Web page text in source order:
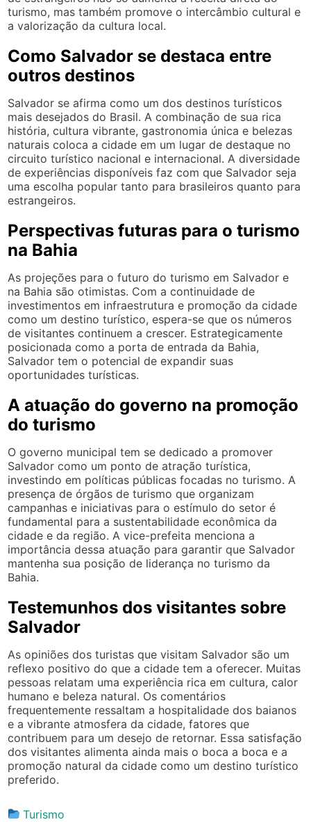
turismo, mas também promove o intercâmbio cultural e
a valorização da cultura local.
Como Salvador se destaca entre
outros destinos
Salvador se afirma como um dos destinos turísticos
mais desejados do Brasil. A combinação de sua rica
história, cultura vibrante, gastronomia única e belezas
naturais coloca a cidade em um lugar de destaque no
circuito turístico nacional e internacional. A diversidade
de experiências disponíveis faz com que Salvador seja
uma escolha popular tanto para brasileiros quanto para
estrangeiros.
Perspectivas futuras para o turismo
na Bahia
As projeções para o futuro do turismo em Salvador e
na Bahia são otimistas. Com a continuidade de
investimentos em infraestrutura e promoção da cidade
como um destino turístico, espera-se que os números
de visitantes continuem a crescer. Estrategicamente
posicionada como a porta de entrada da Bahia,
Salvador tem o potencial de expandir suas
oportunidades turísticas.
A atuação do governo na promoção
do turismo
O governo municipal tem se dedicado a promover
Salvador como um ponto de atração turística,
investindo em políticas públicas focadas no turismo. A
presença de órgãos de turismo que organizam
campanhas e iniciativas para o estímulo do setor é
fundamental para a sustentabilidade econômica da
cidade e da região. A vice-prefeita menciona a
importância dessa atuação para garantir que Salvador
mantenha sua posição de liderança no turismo da
Bahia.
Testemunhos dos visitantes sobre
Salvador
As opiniões dos turistas que visitam Salvador são um
reflexo positivo do que a cidade tem a oferecer. Muitas
pessoas relatam uma experiência rica em cultura, calor
humano e beleza natural. Os comentários
frequentemente ressaltam a hospitalidade dos baianos
e a vibrante atmosfera da cidade, fatores que
contribuem para um desejo de retornar. Essa satisfação
dos visitantes alimenta ainda mais o boca a boca e a
promoção natural da cidade como um destino turístico
preferido.
Turismo